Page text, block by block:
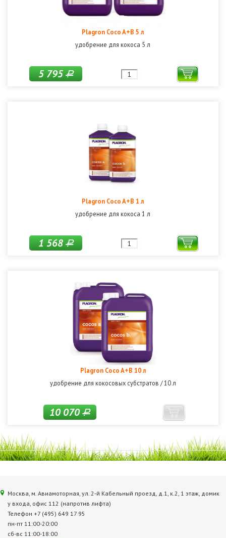
Plagron Coco A+B 5 л
удобрение для кокоса 5 л
5 795Р
Plagron Coco A+B 1 л
удобрение для кокоса 1 л
1 568Р
Plagron Coco A+B 10 л
удобрение для кокосовых субстратов / 10 л
10 070Р
Москва, м. Авиамоторная, ул. 2‑й Кабельный проезд, д.1, к.2, 1 этаж, домик
у входа, офис 112 (напротив лифта)
Телефон +7 (495) 649 17 95
пн-пт 11:00-20:00
сб-вс 11:00-18:00